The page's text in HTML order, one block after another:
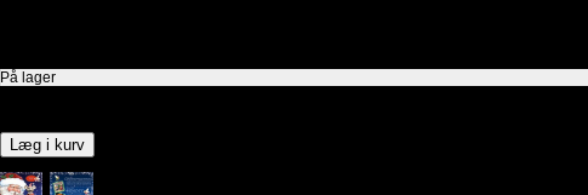
På lager
Læg i kurv